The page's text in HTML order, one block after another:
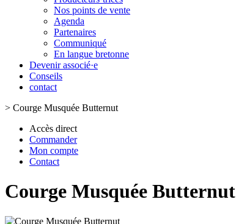
Nos points de vente
Agenda
Partenaires
Communiqué
En langue bretonne
Devenir associé·e
Conseils
contact
> Courge Musquée Butternut
Accès direct
Commander
Mon compte
Contact
Courge Musquée Butternut